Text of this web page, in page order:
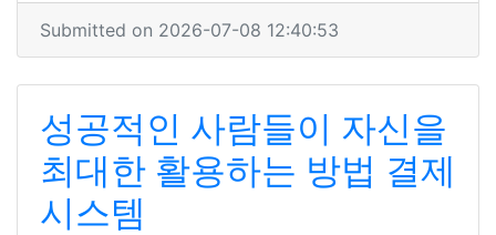
Submitted on 2026-07-08 12:40:53
성공적인 사람들이 자신을
최대한 활용하는 방법 결제
시스템